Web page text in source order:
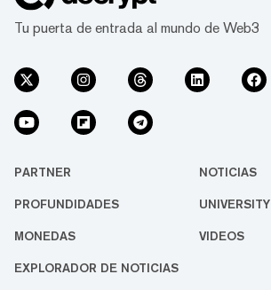
Tu puerta de entrada al mundo de Web3
PARTNER NOTICIAS
PROFUNDIDADES UNIVERSITY
MONEDAS VIDEOS
EXPLORADOR DE NOTICIAS